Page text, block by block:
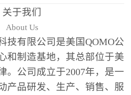
关于我们
About Us
技有限公司是美国QOMO公
和制造基地，其总部位于美
。公司成立于2007年，是一
产品研发、生产、销售、服